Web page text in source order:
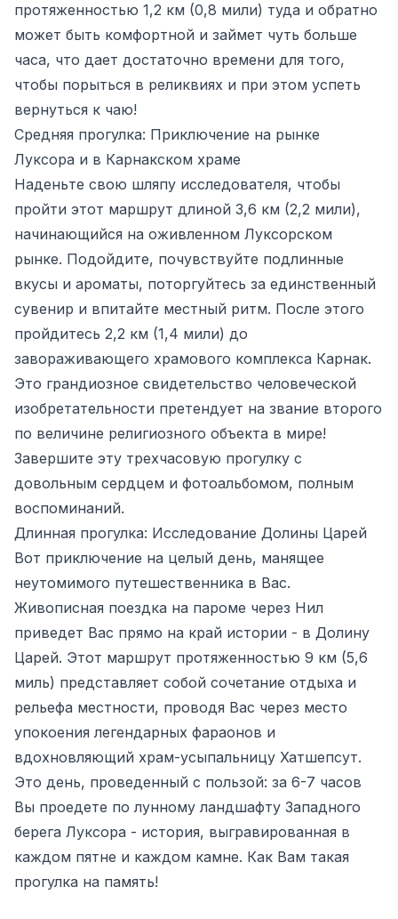
протяженностью 1,2 км (0,8 мили) туда и обратно
может быть комфортной и займет чуть больше
часа, что дает достаточно времени для того,
чтобы порыться в реликвиях и при этом успеть
вернуться к чаю!
Средняя прогулка: Приключение на рынке
Луксора и в Карнакском храме
Наденьте свою шляпу исследователя, чтобы
пройти этот маршрут длиной 3,6 км (2,2 мили),
начинающийся на оживленном Луксорском
рынке. Подойдите, почувствуйте подлинные
вкусы и ароматы, поторгуйтесь за единственный
сувенир и впитайте местный ритм. После этого
пройдитесь 2,2 км (1,4 мили) до
завораживающего храмового комплекса Карнак.
Это грандиозное свидетельство человеческой
изобретательности претендует на звание второго
по величине религиозного объекта в мире!
Завершите эту трехчасовую прогулку с
довольным сердцем и фотоальбомом, полным
воспоминаний.
Длинная прогулка: Исследование Долины Царей
Вот приключение на целый день, манящее
неутомимого путешественника в Вас.
Живописная поездка на пароме через Нил
приведет Вас прямо на край истории - в Долину
Царей. Этот маршрут протяженностью 9 км (5,6
миль) представляет собой сочетание отдыха и
рельефа местности, проводя Вас через место
упокоения легендарных фараонов и
вдохновляющий храм-усыпальницу Хатшепсут.
Это день, проведенный с пользой: за 6-7 часов
Вы проедете по лунному ландшафту Западного
берега Луксора - история, выгравированная в
каждом пятне и каждом камне. Как Вам такая
прогулка на память!